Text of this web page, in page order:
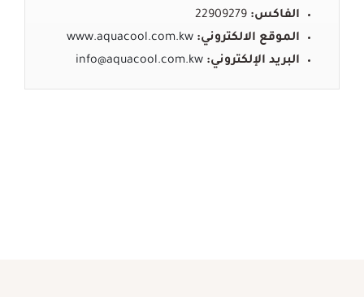
الفاكس: 22909279
الموقع الالكتروني: www.aquacool.com.kw
البريد الإلكتروني:
info@aquacool.com.kw